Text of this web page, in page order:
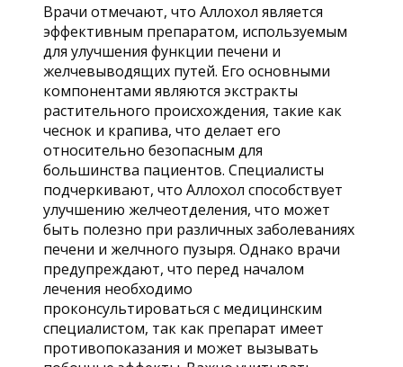
Врачи отмечают, что Аллохол является
эффективным препаратом, используемым
для улучшения функции печени и
желчевыводящих путей. Его основными
компонентами являются экстракты
растительного происхождения, такие как
чеснок и крапива, что делает его
относительно безопасным для
большинства пациентов. Специалисты
подчеркивают, что Аллохол способствует
улучшению желчеотделения, что может
быть полезно при различных заболеваниях
печени и желчного пузыря. Однако врачи
предупреждают, что перед началом
лечения необходимо
проконсультироваться с медицинским
специалистом, так как препарат имеет
противопоказания и может вызывать